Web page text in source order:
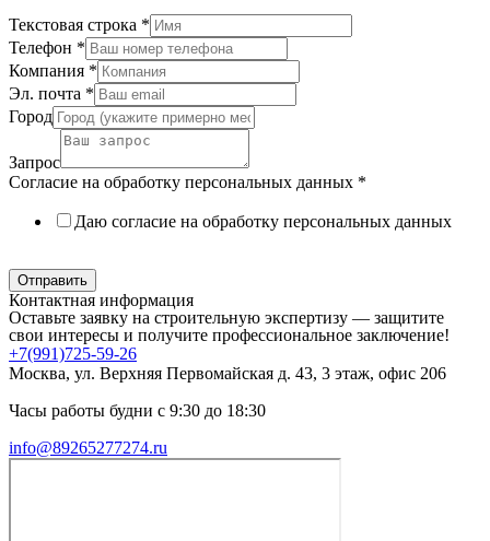
Текстовая строка *
Телефон *
Компания *
Эл. почта *
Город
Запрос
Согласие на обработку персональных данных *
Даю согласие на обработку персональных данных
Отправить
Контактная информация
Оставьте заявку на строительную экспертизу — защитите
свои интересы и получите профессиональное заключение!
+7(991)725-59-26
Москва, ул. Верхняя Первомайская д. 43, 3 этаж, офис 206
Часы работы будни с 9:30 до 18:30
info@89265277274.ru